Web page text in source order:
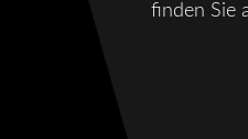
finden Sie